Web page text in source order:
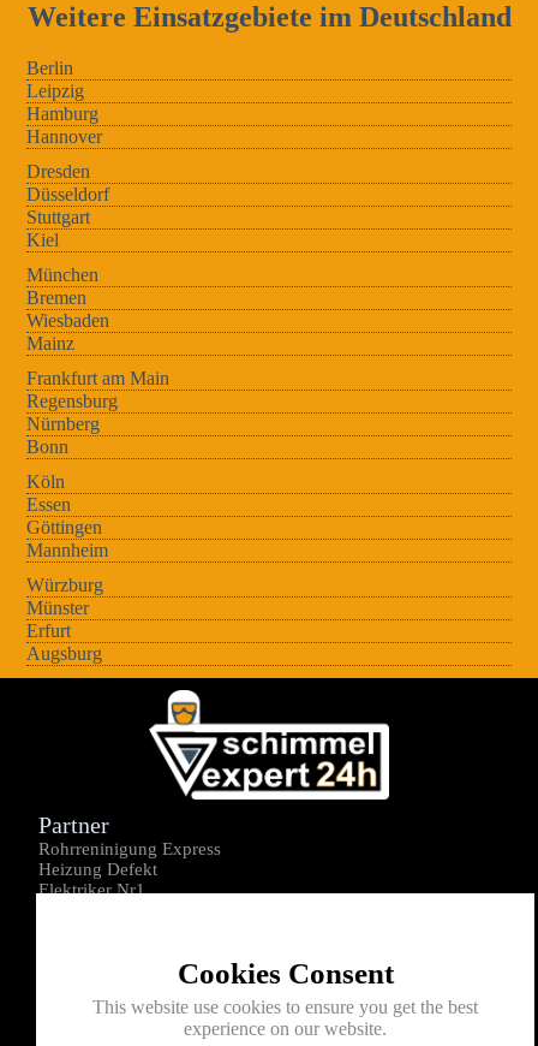
Weitere Einsatzgebiete im Deutschland
Berlin
Leipzig
Hamburg
Hannover
Dresden
Düsseldorf
Stuttgart
Kiel
München
Bremen
Wiesbaden
Mainz
Frankfurt am Main
Regensburg
Nürnberg
Bonn
Köln
Essen
Göttingen
Mannheim
Würzburg
Münster
Erfurt
Augsburg
Cookies Consent
This website use cookies to ensure you get the best
experience on our website.
Partner
Rohrreninigung Express
Heizung Defekt
Elektriker Nr1
Kontakt